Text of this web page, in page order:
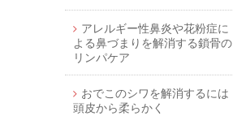
アレルギー性鼻炎や花粉症に
よる鼻づまりを解消する鎖骨の
リンパケア
おでこのシワを解消するには
頭皮から柔らかく